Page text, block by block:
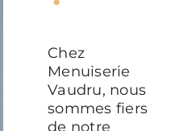
Chez
Menuiserie
Vaudru, nous
sommes fiers
de notre